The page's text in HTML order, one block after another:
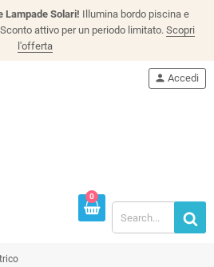
Lampade Solari! Illumina bordo piscina e
attivo per un periodo limitato. Scopri
l'offerta
person Accedi
0